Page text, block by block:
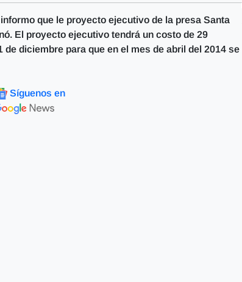
que le proyecto ejecutivo de la presa Santa
El proyecto ejecutivo tendrá un costo de 29
diciembre para que en el mes de abril del 2014 se
Síguenos en